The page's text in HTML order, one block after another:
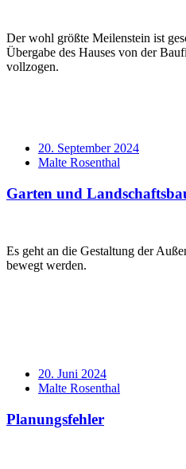
Der wohl größte Meilenstein ist
Übergabe des Hauses von der
vollzogen.
Verabredung
20. September 2024
Verfasser
Malte Rosenthal
Garten und
Es geht an die Gestaltung der
bewegt werden.
Verabredung
20. Juni 2024
Verfasser
Malte Rosenthal
Planungsfehler